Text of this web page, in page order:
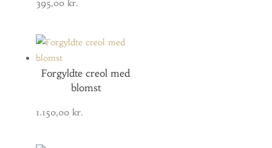
395,00 kr.
Forgyldte creol med
blomst
1.150,00 kr.